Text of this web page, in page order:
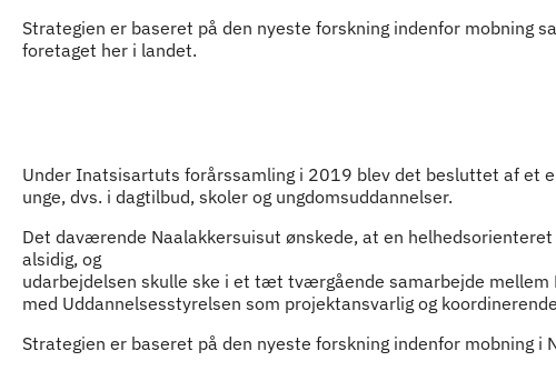
Strategien er baseret på den nyeste forskning indenfor mobning
foretaget her i landet.
Indhold
Under Inatsisartuts forårssamling i 2019 blev det besluttet af et
unge, dvs. i dagtilbud, skoler og ungdomsuddannelser.
Det daværende Naalakkersuisut ønskede, at en
alsidig, og
udarbejdelsen skulle ske i et tæt tværgående samarbejde
med Uddannelsesstyrelsen som projektansvarlig og
Strategien er baseret på den nyeste forskning indenfor mobning